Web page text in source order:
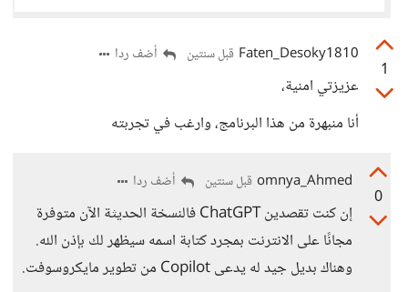
1
Faten_Desoky1810 قبل سنتين أضف ردا
عزيزتي امنية،
أنا منبهرة من هذا البرنامج، وارغب في تجربته
0
omnya_Ahmed قبل سنتين أضف ردا
إن كنت تقصدين ChatGPT فالنسخة الحديثة الآن متوفرة
مجانًا على الانترنت بمجرد كتابة اسمه سيظهر لك بإذن الله.
وهناك بديل جيد له يدعى Copilot من تطوير مايكروسوفت.